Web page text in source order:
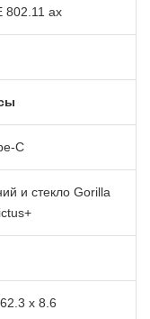
802.11 ax
C
и стекло Gorilla
x 8.6